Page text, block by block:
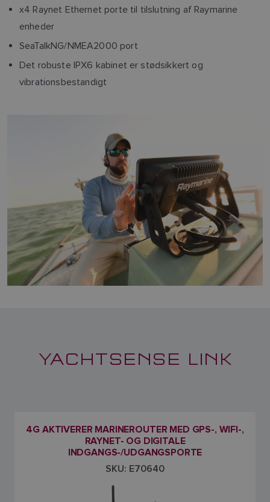
x4 Raynet Ethernet porte til tilslutning af Raymarine
enheder
SeaTalkNG/NMEA2000 port
Det robuste IPX6 kabinet er stødsikkert og
vibrationsbestandigt
YACHTSENSE LINK
4G AKTIVERER MARINEROUTER MED GPS-, WIFI-,
RAYNET- OG DIGITALE
INDGANGS-/UDGANGSPORTE
SKU: E70640